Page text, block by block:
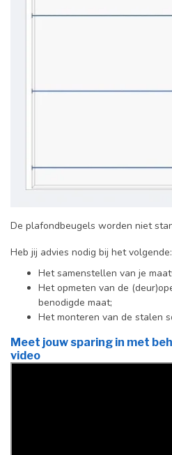
De plafondbeugels worden niet
Heb jij advies nodig bij het volgende:
Het samenstellen van je
Het opmeten van de
benodigde maat;
Het monteren van de stalen
Meet jouw sparing in met
video